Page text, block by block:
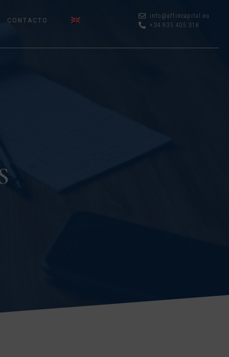
CONTACTO
info@affincapital.eu
+34.935.405.318